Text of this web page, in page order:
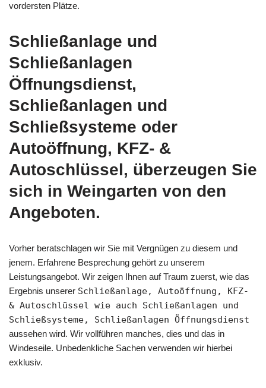
vordersten Plätze.
Schließanlage und
Schließanlagen
Öffnungsdienst,
Schließanlagen und
Schließsysteme oder
Autoöffnung, KFZ- &
Autoschlüssel, überzeugen Sie
sich in Weingarten von den
Angeboten.
Vorher beratschlagen wir Sie mit Vergnügen zu diesem und
jenem. Erfahrene Besprechung gehört zu unserem
Leistungsangebot. Wir zeigen Ihnen auf Traum zuerst, wie das
Ergebnis unserer Schließanlage, Autoöffnung, KFZ-
& Autoschlüssel wie auch Schließanlagen und
Schließsysteme, Schließanlagen Öffnungsdienst
aussehen wird. Wir vollführen manches, dies und das in
Windeseile. Unbedenkliche Sachen verwenden wir hierbei
exklusiv.